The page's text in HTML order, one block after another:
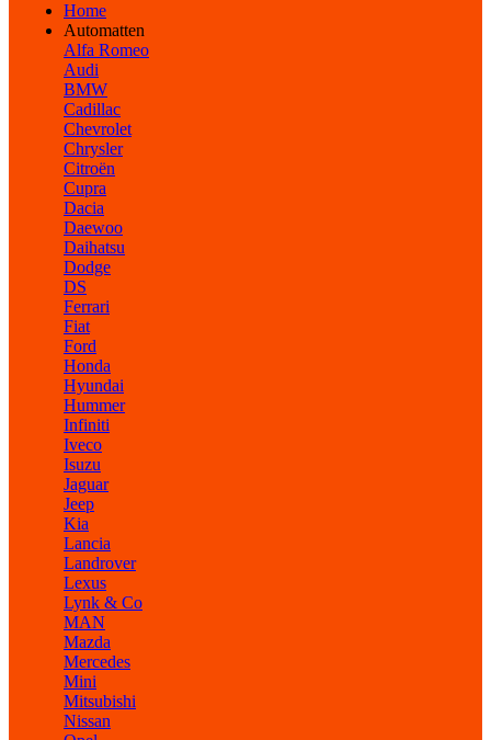
Home
Automatten
Alfa Romeo
Audi
BMW
Cadillac
Chevrolet
Chrysler
Citroën
Cupra
Dacia
Daewoo
Daihatsu
Dodge
DS
Ferrari
Fiat
Ford
Honda
Hyundai
Hummer
Infiniti
Iveco
Isuzu
Jaguar
Jeep
Kia
Lancia
Landrover
Lexus
Lynk & Co
MAN
Mazda
Mercedes
Mini
Mitsubishi
Nissan